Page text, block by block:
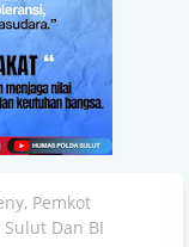
Pemkot
Sulut Dan BI